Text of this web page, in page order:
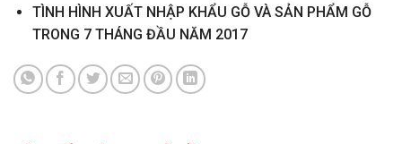
TÌNH HÌNH XUẤT NHẬP KHẨU GỖ VÀ SẢN PHẨM GỖ
TRONG 7 THÁNG ĐẦU NĂM 2017